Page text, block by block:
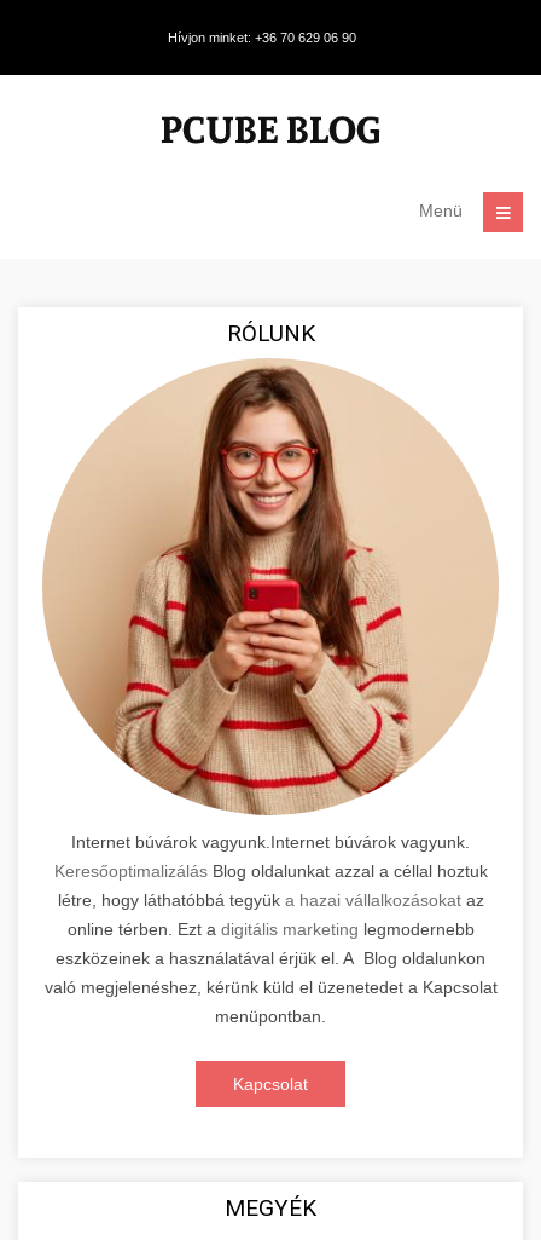
Hívjon minket: +36 70 629 06 90
Menü
RÓLUNK
Internet búvárok vagyunk.Internet búvárok vagyunk.
KeresőoptimalizálásBlog oldalunkat azzal a céllal hoztuk
létre, hogy láthatóbbá tegyük a hazai vállalkozásokataz
online térben. Ezt a digitális marketing legmodernebb
eszközeinek a használatával érjük el. A Blog oldalunkon
való megjelenéshez, kérünk küld el üzenetedet a Kapcsolat
menüpontban.
Kapcsolat
MEGYÉK